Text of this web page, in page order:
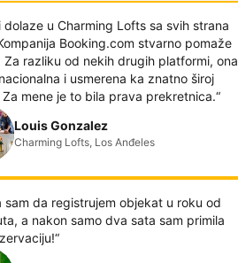
dolaze u Charming Lofts sa svih strana
Booking.com stvarno pomaže
Za razliku od nekih drugih platformi, ona
i usmerena ka znatno široj
mene je to bila prava prekretnica.“
Louis Gonzalez
Charming Lofts, Los Anđeles
sam da registrujem objekat u roku od
a nakon samo dva sata sam primila